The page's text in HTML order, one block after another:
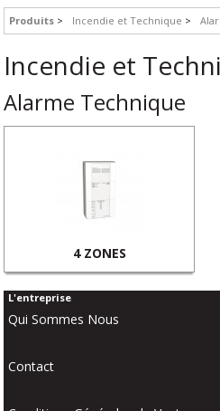
Produits Incendie et Technique
Incendie et
Alarme Technique
4 ZONES
L'entreprise
Qui Sommes Nous
Contact